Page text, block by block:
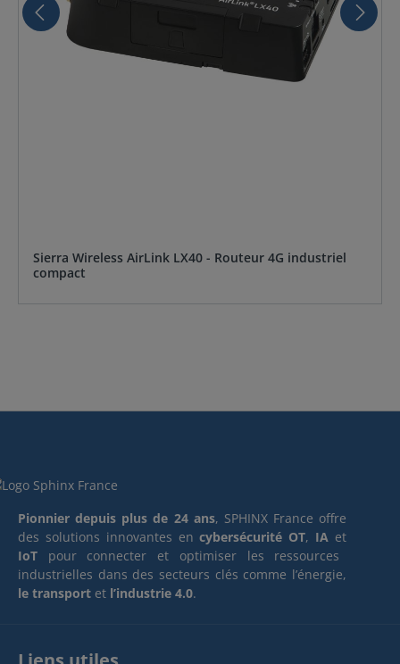
Sierra Wireless AirLink LX40 - Routeur 4G industriel
compact
Pionnier depuis plus de 24 ans, SPHINX France offre
des solutions innovantes encybersécurité OT, IA et
IoT pour connecter et optimiser les ressources
industrielles dans des secteurs clés comme l’énergie,
le transport et l’industrie 4.0.